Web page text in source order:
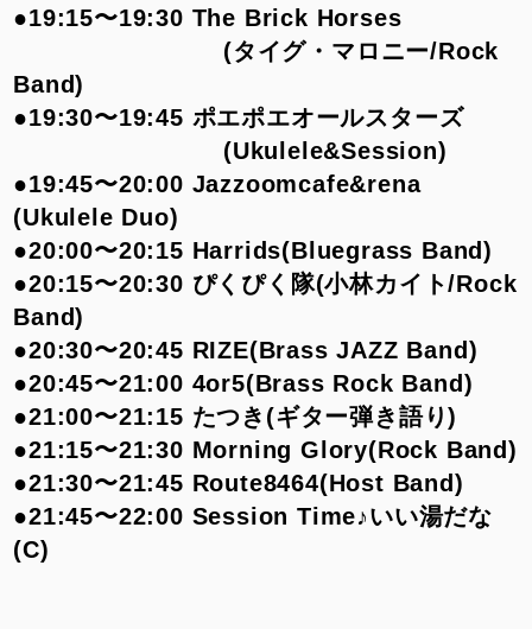
●19:15〜19:30 The Brick Horses
(タイグ・マロニー/Rock
Band)
●19:30〜19:45 ポエポエオールスターズ
(Ukulele&Session)
●19:45〜20:00 Jazzoomcafe&rena
(Ukulele Duo)
●20:00〜20:15 Harrids(Bluegrass Band)
●20:15〜20:30 ぴくぴく隊(小林カイト/Rock
Band)
●20:30〜20:45 RIZE(Brass JAZZ Band)
●20:45〜21:00 4or5(Brass Rock Band)
●21:00〜21:15 たつき(ギター弾き語り)
●21:15〜21:30 Morning Glory(Rock Band)
●21:30〜21:45 Route8464(Host Band)
●21:45〜22:00 Session Time♪いい湯だな
(C)